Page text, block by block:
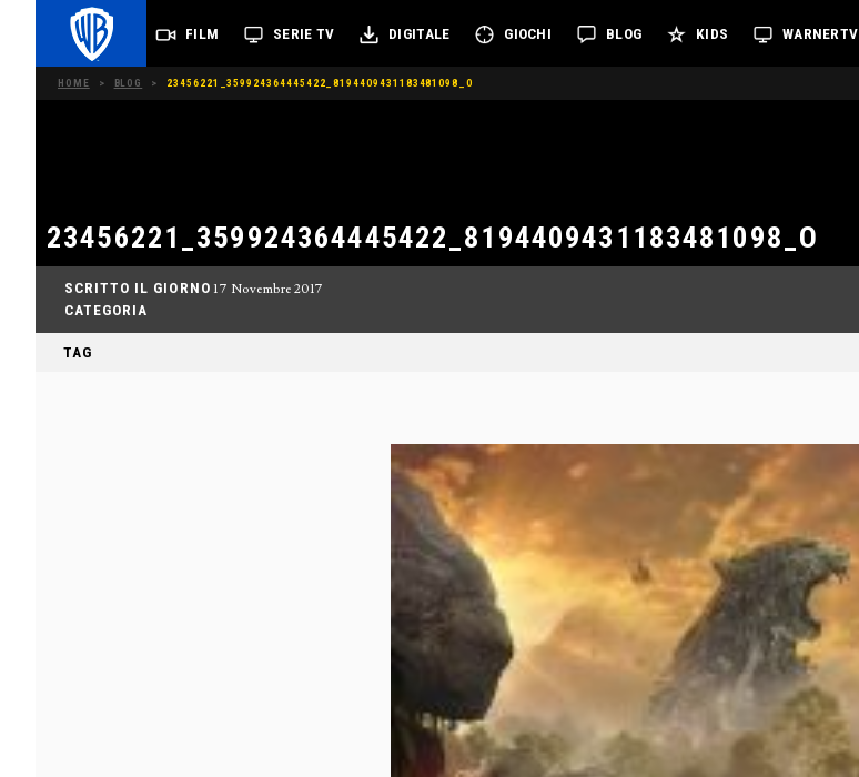
FILM SERIE TV DIGITALE GIOCHI BLOG KIDS WARNERTV
HOME > BLOG > 23456221_359924364445422_8194409431183481098_O
23456221_359924364445422_8194409431183481098_O
SCRITTO IL GIORNO 17 Novembre 2017
CATEGORIA
TAG